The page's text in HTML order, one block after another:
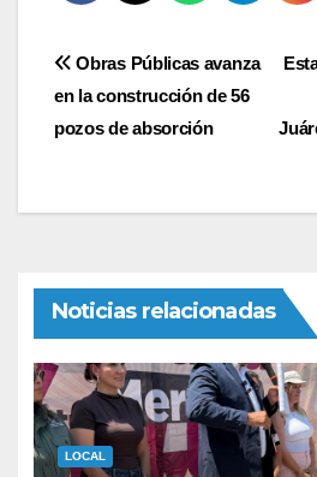
Navegación
de
Obras Públicas avanza
en la construcción de 56
pozos de absorción
Noticias relacionadas
LOCAL